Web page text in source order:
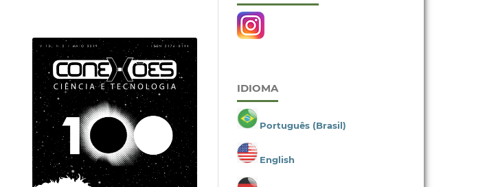
IDIOMA
Português (Brasil)
English